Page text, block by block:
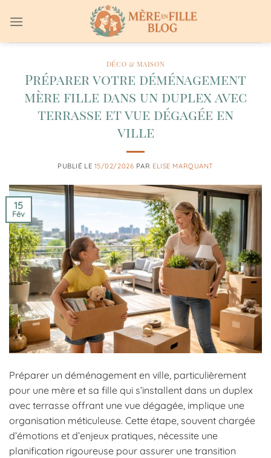
au
DÉCO & MAISON
Préparer votre déménagement
mère fille dans un duplex avec
terrasse et vue dégagée en
ville
PUBLIÉ LE 15/02/2026 PAR ELISE MARQUANT
15
Fév
Préparer un déménagement en ville, particulièrement
pour une mère et sa fille qui s’installent dans un duplex
avec terrasse offrant une vue dégagée, implique une
organisation méticuleuse. Cette étape, souvent chargée
d’émotions et d’enjeux pratiques, nécessite une
planification rigoureuse pour assurer une transition